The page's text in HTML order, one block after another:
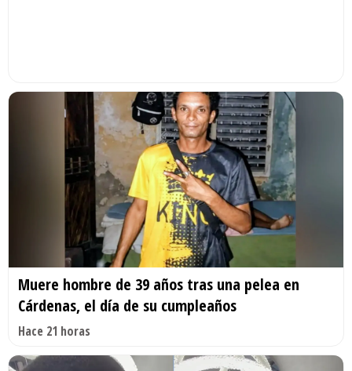
Muere hombre de 39 años tras una pelea en
Cárdenas, el día de su cumpleaños
Hace 21 horas